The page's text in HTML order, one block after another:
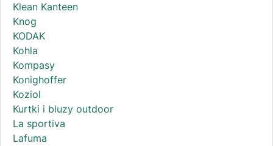
Klean Kanteen
Knog
KODAK
Kohla
Kompasy
Konighoffer
Koziol
Kurtki i bluzy outdoor
La sportiva
Lafuma